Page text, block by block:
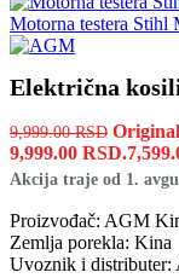
Motorna testera Stihl
Električna
9,999.00RSD
9,999.00 RSD.
Akcija traje od 1.
Proizvođač: AGM
Zemlja porekla: Kina
Uvoznik i distributer: